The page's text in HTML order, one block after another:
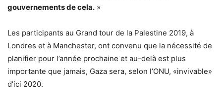
gouvernements de cela. »
Les participants au Grand tour de la Palestine 2019, à
Londres et à Manchester, ont convenu que la nécessité de
planifier pour l’année prochaine et au-delà est plus
importante que jamais, Gaza sera, selon l’ONU, «invivable»
d’ici 2020.